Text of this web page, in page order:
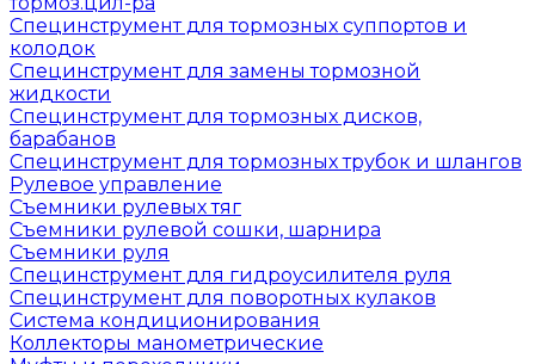
Специнструмент для тормозных суппортов и
колодок
Специнструмент для замены тормозной
жидкости
Специнструмент для тормозных дисков,
барабанов
Специнструмент для тормозных трубок и шлангов
Рулевое управление
Съемники рулевых тяг
Съемники рулевой сошки, шарнира
Съемники руля
Специнструмент для гидроусилителя руля
Специнструмент для поворотных кулаков
Система кондиционирования
Коллекторы манометрические